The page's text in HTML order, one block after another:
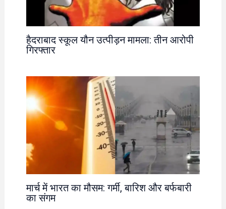
हैदराबाद स्कूल यौन उत्पीड़न मामला: तीन आरोपी
गिरफ्तार
मार्च में भारत का मौसम: गर्मी, बारिश और बर्फबारी
का संगम